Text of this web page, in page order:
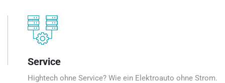
Service
Hightech ohne Service? Wie ein Elektroauto ohne Strom.